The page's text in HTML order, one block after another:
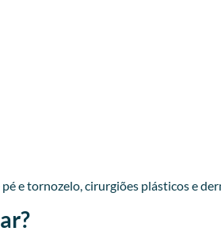
e tornozelo, cirurgiões plásticos e